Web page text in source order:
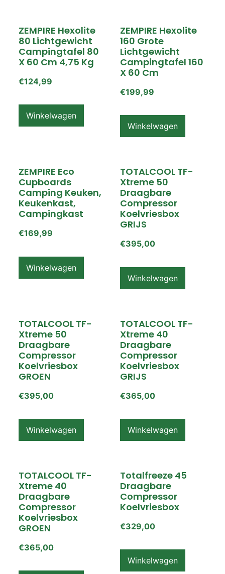
ZEMPIRE Hexolite
80 Lichtgewicht
Campingtafel 80
X 60 Cm 4,75 Kg
€124,99
Winkelwagen
ZEMPIRE Hexolite
160 Grote
Lichtgewicht
Campingtafel 160
X 60 Cm
€199,99
Winkelwagen
ZEMPIRE Eco
Cupboards
Camping Keuken,
Keukenkast,
Campingkast
€169,99
Winkelwagen
TOTALCOOL TF-
Xtreme 50
Draagbare
Compressor
Koelvriesbox
GRIJS
€395,00
Winkelwagen
TOTALCOOL TF-
Xtreme 50
Draagbare
Compressor
Koelvriesbox
GROEN
€395,00
Winkelwagen
TOTALCOOL TF-
Xtreme 40
Draagbare
Compressor
Koelvriesbox
GRIJS
€365,00
Winkelwagen
TOTALCOOL TF-
Xtreme 40
Draagbare
Compressor
Koelvriesbox
GROEN
€365,00
Totalfreeze 45
Draagbare
Compressor
Koelvriesbox
€329,00
Winkelwagen